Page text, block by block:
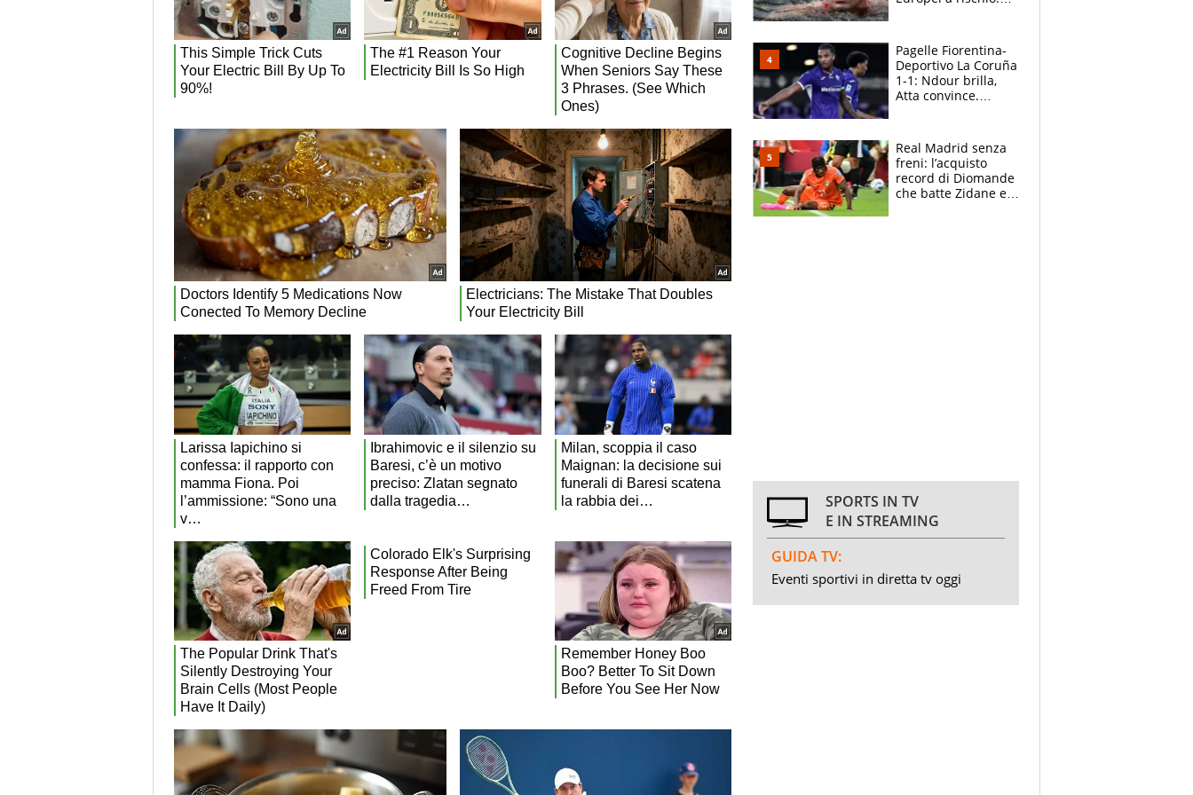
adesso
Pagelle Fiorentina-
Deportivo La Coruña
1-1: Ndour brilla,
Atta convince.
Real Madrid senza
freni: l’acquisto
record di Diomande
che batte Zidane e
SPORTS IN TV
E IN STREAMING
GUIDA TV:
Eventi sportivi in diretta tv oggi